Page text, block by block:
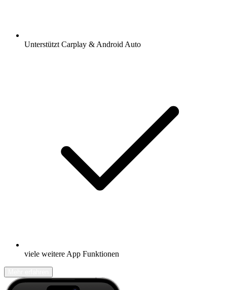
Unterstützt Carplay & Android Auto
viele weitere App Funktionen